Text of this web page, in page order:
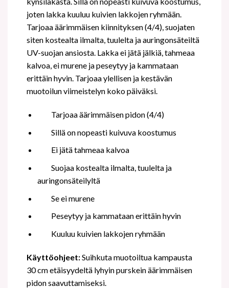
joten lakka kuuluu kuivien lakkojen ryhmään.
Tarjoaa äärimmäisen kiinnityksen (4/4), suojaten
siten kostealta ilmalta, tuulelta ja auringonsäteiltä
UV-suojan ansiosta. Lakka ei jätä jälkiä, tahmeaa
kalvoa, ei murene ja peseytyy ja kammataan
erittäin hyvin. Tarjoaa ylellisen ja kestävän
muotoilun viimeistelyn koko päiväksi.
Tarjoaa äärimmäisen pidon (4/4)
Sillä on nopeasti kuivuva koostumus
Ei jätä tahmeaa kalvoa
Suojaa kostealta ilmalta, tuulelta ja
auringonsäteilyltä
Se ei murene
Peseytyy ja kammataan erittäin hyvin
Kuuluu kuivien lakkojen ryhmään
Käyttöohjeet:Suihkuta muotoiltua kampausta
30 cm etäisyydeltä lyhyin purskein äärimmäisen
pidon saavuttamiseksi.